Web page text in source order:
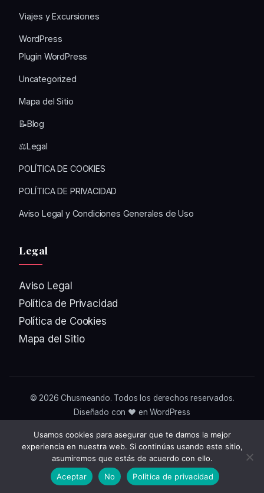
Viajes y Excursiones
WordPress
Plugin WordPress
Uncategorized
Mapa del Sitio
📝Blog
⚖️Legal
POLÍTICA DE COOKIES
POLÍTICA DE PRIVACIDAD
Aviso Legal y Condiciones Generales de Uso
Legal
Aviso Legal
Política de Privacidad
Política de Cookies
Mapa del Sitio
© 2026Chusmeando. Todos los derechos reservados.
Diseñado con ❤️ en WordPress
Usamos cookies para asegurar que te damos la mejor
experiencia en nuestra web. Si continúas usando este sitio,
asumiremos que estás de acuerdo con ello.
Aceptar
No Política de privacidad